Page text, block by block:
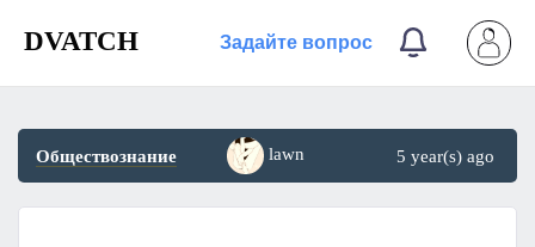
DVATCH Задайте вопрос
Обществознание lawn 5 year(s) ago